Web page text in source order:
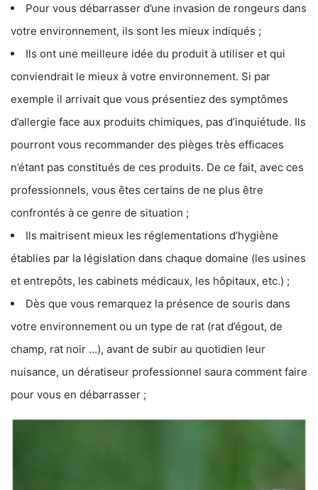
Pour vous débarrasser d’une invasion de rongeurs dans
votre environnement, ils sont les mieux indiqués ;
Ils ont une meilleure idée du produit à utiliser et qui
conviendrait le mieux à votre environnement. Si par
exemple il arrivait que vous présentiez des symptômes
d’allergie face aux produits chimiques, pas d’inquiétude. Ils
pourront vous recommander des pièges très efficaces
n’étant pas constitués de ces produits. De ce fait, avec ces
professionnels, vous êtes certains de ne plus être
confrontés à ce genre de situation ;
Ils maitrisent mieux les réglementations d’hygiène
établies par la législation dans chaque domaine (les usines
et entrepôts, les cabinets médicaux, les hôpitaux, etc.) ;
Dès que vous remarquez la présence de souris dans
votre environnement ou un type de rat (rat d’égout, de
champ, rat noir …), avant de subir au quotidien leur
nuisance, un dératiseur professionnel saura comment faire
pour vous en débarrasser ;